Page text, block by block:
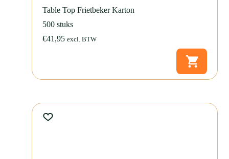
Table Top Frietbeker Karton
500 stuks
€41,95 excl. BTW